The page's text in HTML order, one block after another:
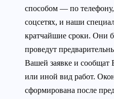
способом — по
соцсетях, и наши
кратчайшие сроки. Они
проведут
Вашей заявке и сообщат
или иной вид работ.
сформирована после